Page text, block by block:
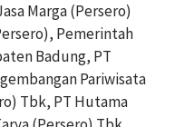
Marga (Persero)
Pemerintah
Badung, PT
Pariwisata
Tbk, PT Hutama